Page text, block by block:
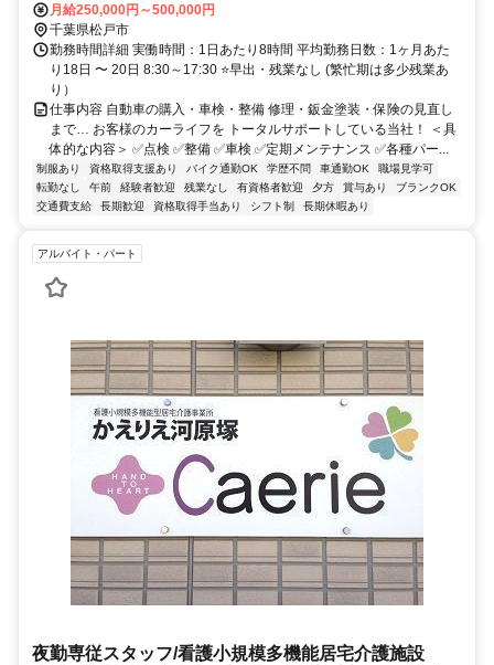
駅」・京成松戸線「八柱駅」車9分
月給250,000円～500,000円
千葉県松戸市
勤務時間詳細 実働時間：1日あたり8時間 平均勤務日数：1ヶ月あた
り18日 〜 20日 8:30～17:30 ⭐早出・残業なし (繁忙期は多少残業あ
り）
仕事内容 自動車の購入・車検・整備 修理・鈑金塗装・保険の見直し
まで… お客様のカーライフを トータルサポートしている当社！ ＜具
体的な内容＞ ✅点検 ✅整備 ✅車検 ✅定期メンテナンス ✅各種パー...
制服あり 資格取得支援あり バイク通勤OK 学歴不問 車通勤OK
職場見学可
転勤なし
午前 経験者歓迎 残業なし 有資格者歓迎 夕方 賞与あり
ブランクOK
交通費支給
長期歓迎 資格取得手当あり シフト制 長期休暇あり
アルバイト・パート
夜勤専従スタッフ/看護小規模多機能居宅介護施設